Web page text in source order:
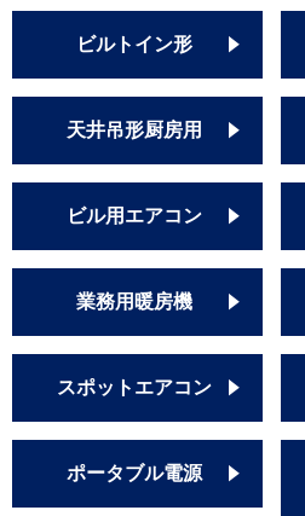
ビルトイン形
天井吊形厨房用
ビル用エアコン
業務用暖房機
スポットエアコン
ポータブル電源